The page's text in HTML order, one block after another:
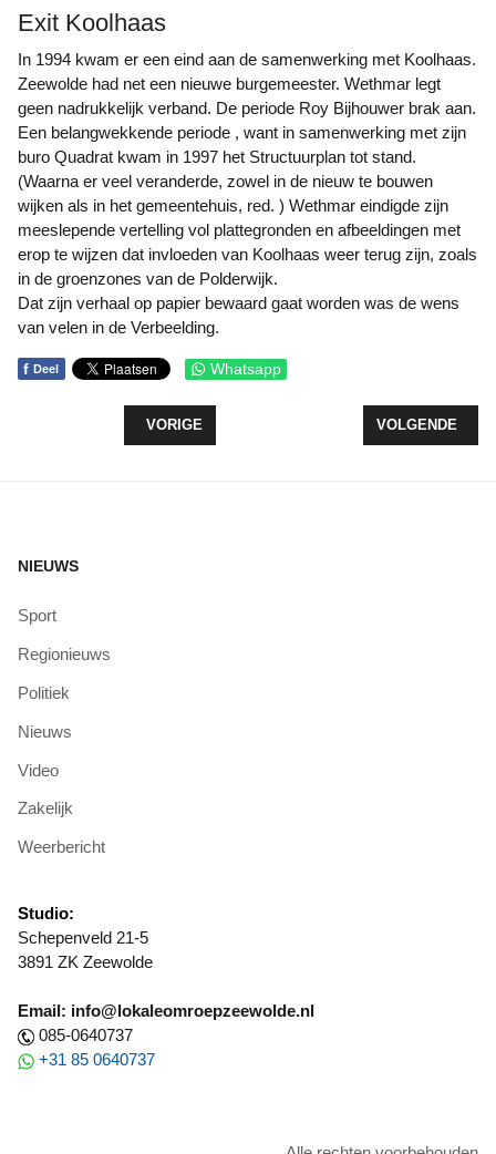
Exit Koolhaas
In 1994 kwam er een eind aan de samenwerking met Koolhaas.
Zeewolde had net een nieuwe burgemeester. Wethmar legt
geen nadrukkelijk verband. De periode Roy Bijhouwer brak aan.
Een belangwekkende periode , want in samenwerking met zijn
buro Quadrat kwam in 1997 het Structuurplan tot stand.
(Waarna er veel veranderde, zowel in de nieuw te bouwen
wijken als in het gemeentehuis, red. ) Wethmar eindigde zijn
meeslepende vertelling vol plattegronden en afbeeldingen met
erop te wijzen dat invloeden van Koolhaas weer terug zijn, zoals
in de groenzones van de Polderwijk.
Dat zijn verhaal op papier bewaard gaat worden was de wens
van velen in de Verbeelding.
f Deel Whatsapp
VORIG ARTIKEL: ZEEWOLDE START TIJDELIJKE
VORIGE VOLGENDE
VOLGENDE
NIEUWS
Sport
Regionieuws
Politiek
Nieuws
Video
Zakelijk
Weerbericht
Studio:
Schepenveld 21-5
3891 ZK Zeewolde
Email: info@lokaleomroepzeewolde.nl
085-0640737
+31 85 0640737